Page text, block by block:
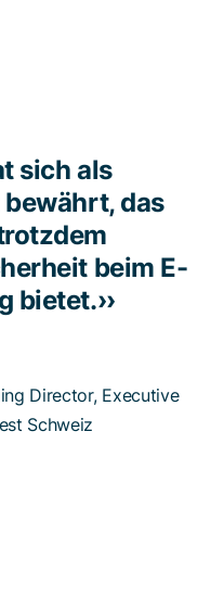
sich als
das
beim E-
bietet.››
Director, Executive
Schweiz